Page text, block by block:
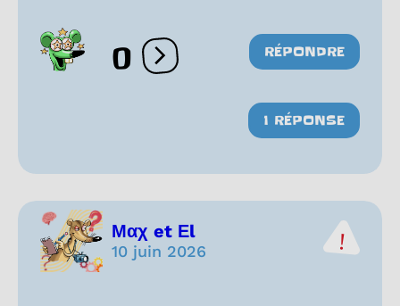
0 Ouvrir les réactions
RÉPONDRE
1 RÉPONSE
Μαχ et Εl
10 juin 2026